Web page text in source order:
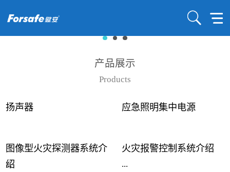
产品展示
Products
扬声器 应急照明集中电源
图像型火灾探测器系统介
绍
...
火灾报警控制系统介绍
...